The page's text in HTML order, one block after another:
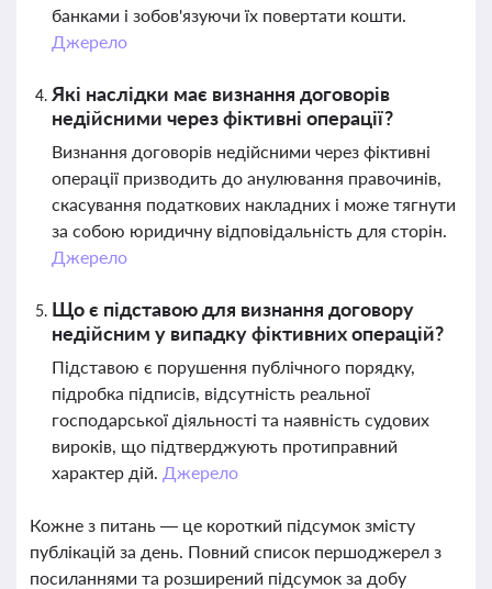
банками і зобов'язуючи їх повертати кошти.
Джерело
Які наслідки має визнання договорів
недійсними через фіктивні операції?
Визнання договорів недійсними через фіктивні
операції призводить до анулювання правочинів,
скасування податкових накладних і може тягнути
за собою юридичну відповідальність для сторін.
Джерело
Що є підставою для визнання договору
недійсним у випадку фіктивних операцій?
Підставою є порушення публічного порядку,
підробка підписів, відсутність реальної
господарської діяльності та наявність судових
вироків, що підтверджують протиправний
характер дій. Джерело
Кожне з питань — це короткий підсумок змісту
публікацій за день. Повний список першоджерел з
посиланнями та розширений підсумок за добу